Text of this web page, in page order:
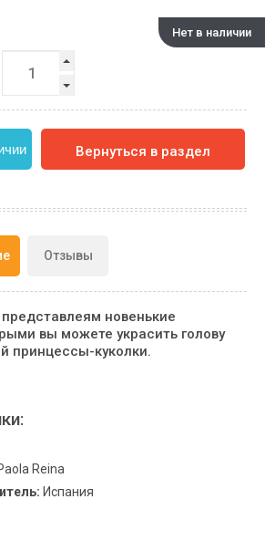
Нет в наличии
Вернуться в раздел
Отзывы
новенькие
вы можете украсить голову
принцессы-куколки.
Reina
Испания